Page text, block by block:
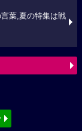
葉,夏の特集は戦